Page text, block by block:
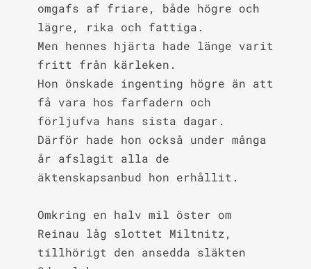
omgafs af friare, både högre och
lägre, rika och fattiga.
Men hennes hjärta hade länge varit
fritt från kärleken.
Hon önskade ingenting högre än att
få vara hos farfadern och
förljufva hans sista dagar.
Därför hade hon också under många
år afslagit alla de
äktenskapsanbud hon erhållit.
Omkring en halv mil öster om
Reinau låg slottet Miltnitz,
tillhörigt den ansedda släkten